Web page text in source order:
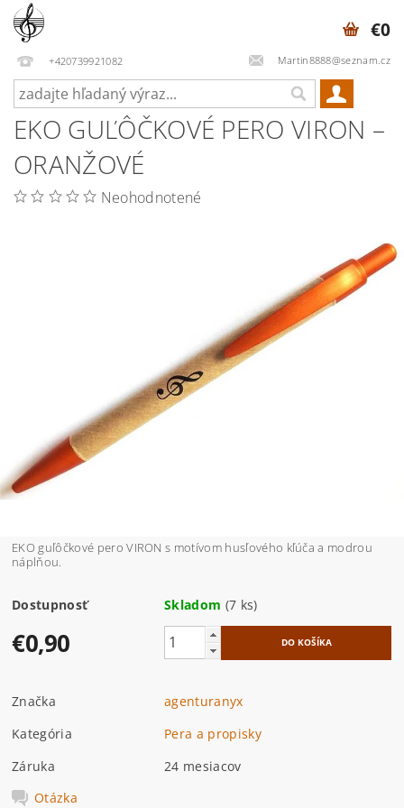
+420739921082 Martin8888@seznam.cz
€0
EKO GUĽÔČKOVÉ PERO VIRON –
ORANŽOVÉ
Neohodnotené
EKO guľôčkové pero VIRON s motívom husľového kľúča a modrou
náplňou.
Dostupnosť Skladom (7 ks)
€0,90
Značka
agenturanyx
Kategória
Pera a propisky
Záruka
24 mesiacov
Otázka